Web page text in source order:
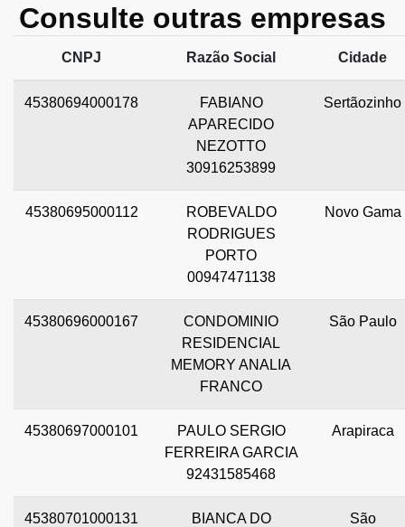
Consulte outras empresas
CNPJ Razão Social Cidade
45380694000178
FABIANO
APARECIDO
NEZOTTO
30916253899
Sertãozinho
45380695000112
ROBEVALDO
RODRIGUES
PORTO
00947471138
Novo Gama
45380696000167
CONDOMINIO
RESIDENCIAL
MEMORY ANALIA
FRANCO
São Paulo
45380697000101
PAULO SERGIO
FERREIRA GARCIA
92431585468
Arapiraca
45380701000131
BIANCA DO
São